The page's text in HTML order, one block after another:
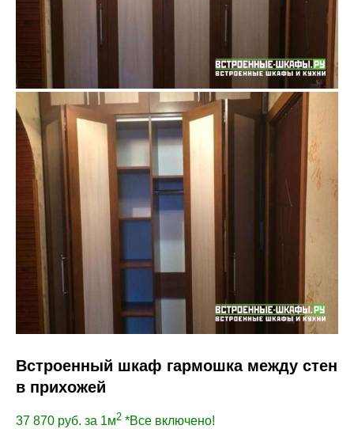
Встроенный шкаф гармошка между стен
в прихожей
37 870 руб. за 1м2 *Все включено!